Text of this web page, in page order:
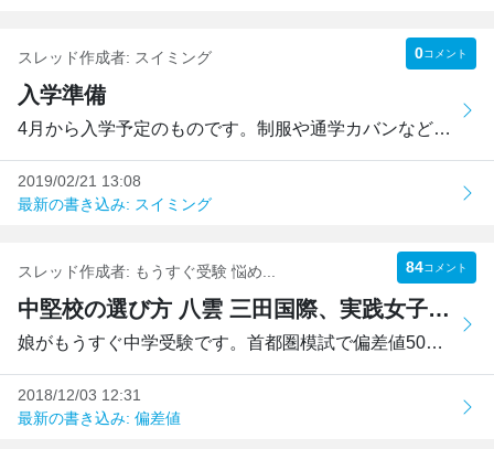
スレッド作成者: スイミング 0コメント
入学準備
4月から入学予定のものです。制服や通学カバンなど、全て指定...
2019/02/21 13:08
最新の書き込み: スイミング
スレッド作成者: もうすぐ受験 悩め... 84コメント
中堅校の選び方 八雲 三田国際、実践女子、他
娘がもうすぐ中学受験です。首都圏模試で偏差値50程度の娘で...
2018/12/03 12:31
最新の書き込み: 偏差値